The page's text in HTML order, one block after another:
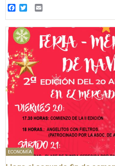
Facebook
Twitter
ECONOMÍA